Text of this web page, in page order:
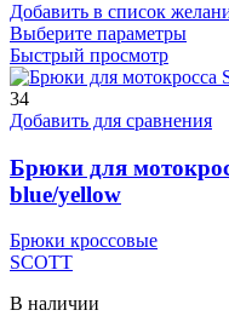
Добавить в список
Выберите параметрыЭтот
Быстрый просмотр
34
Добавить для сравнения
Брюки для
blue/yellow
Брюки кроссовые
SCOTT
В наличии